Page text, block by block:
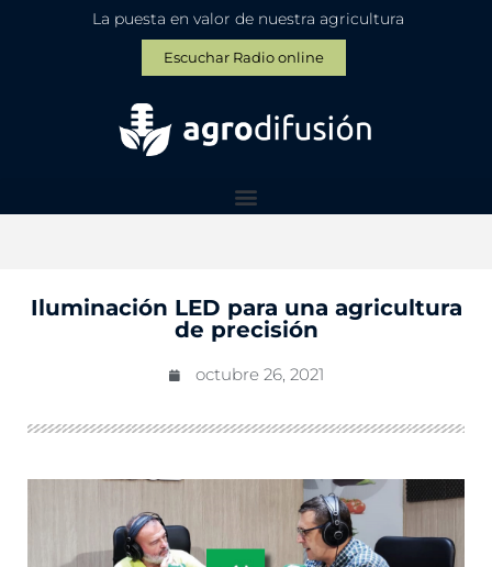
La puesta en valor de nuestra agricultura
Escuchar Radio online
Iluminación LED para una agricultura
de precisión
octubre 26, 2021